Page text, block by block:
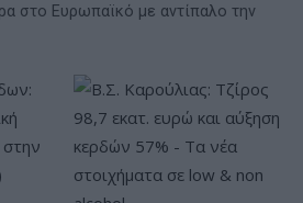
στο Ευρωπαϊκό με αντίπαλο την